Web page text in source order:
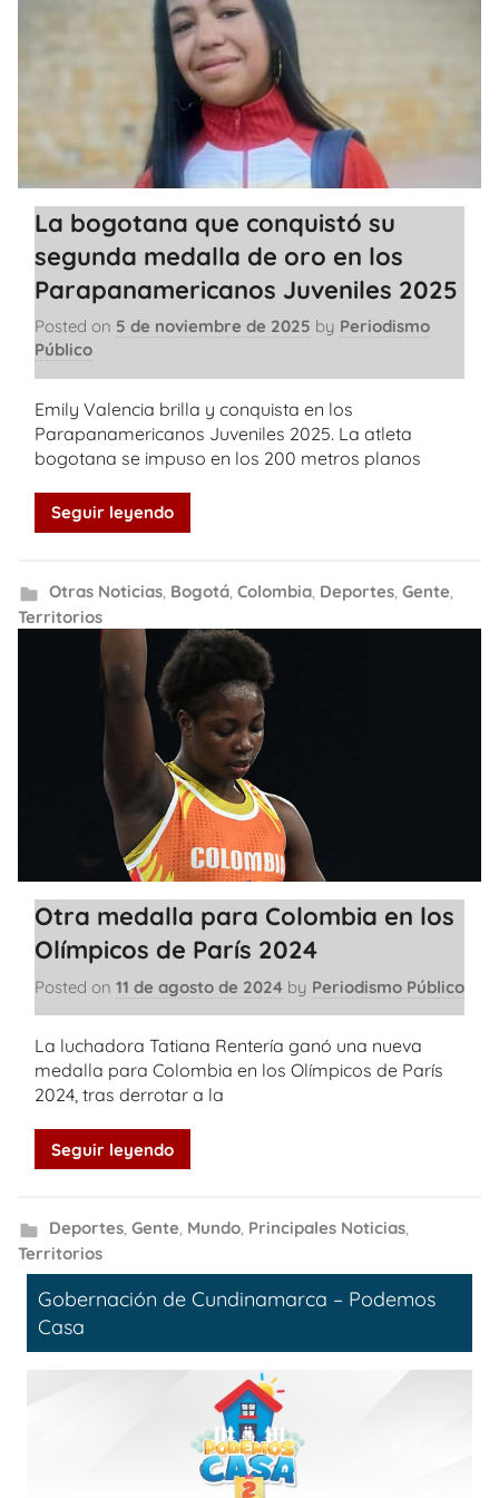
La bogotana que conquistó su
segunda medalla de oro en los
Parapanamericanos Juveniles 2025
Posted on 5 de noviembre de 2025 by Periodismo
Público
Emily Valencia brilla y conquista en los
Parapanamericanos Juveniles 2025. La atleta
bogotana se impuso en los 200 metros planos
Seguir leyendo
Otras Noticias, Bogotá, Colombia, Deportes, Gente,
Territorios
Otra medalla para Colombia en los
Olímpicos de París 2024
Posted on 11 de agosto de 2024 by Periodismo Público
La luchadora Tatiana Rentería ganó una nueva
medalla para Colombia en los Olímpicos de París
2024, tras derrotar a la
Seguir leyendo
Deportes, Gente, Mundo, Principales Noticias,
Territorios
Gobernación de Cundinamarca – Podemos
Casa